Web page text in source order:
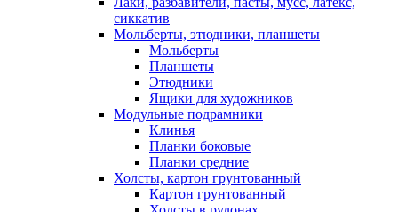
сиккатив
Мольберты, этюдники, планшеты
Мольберты
Планшеты
Этюдники
Ящики для художников
Модульные подрамники
Клинья
Планки боковые
Планки средние
Холсты, картон грунтованный
Картон грунтованный